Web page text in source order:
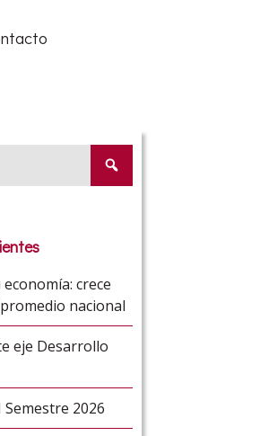
crece
nacional
eje Desarrollo
2026